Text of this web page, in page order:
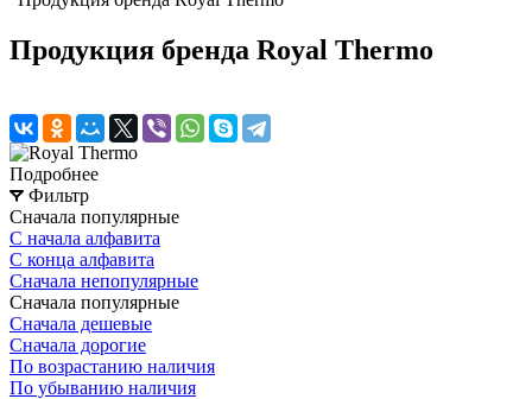
Продукция бренда Royal Thermo
Подробнее
Фильтр
Сначала популярные
С начала алфавита
С конца алфавита
Сначала непопулярные
Сначала популярные
Сначала дешевые
Сначала дорогие
По возрастанию наличия
По убыванию наличия